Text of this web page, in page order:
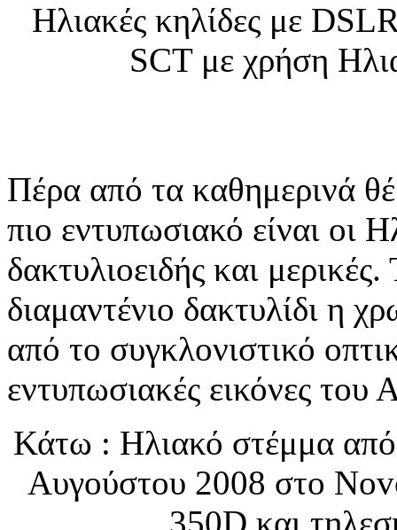
Ηλιακές κηλίδες με
SCT με χρήση
Πέρα από τα καθημερινά
πιο εντυπωσιακό είναι οι
δακτυλιοειδής και
διαμαντένιο δακτυλίδι η
από το συγκλονιστικό
εντυπωσιακές εικόνες του
Κάτω : Ηλιακό στέμμα από
Αυγούστου 2008 στο